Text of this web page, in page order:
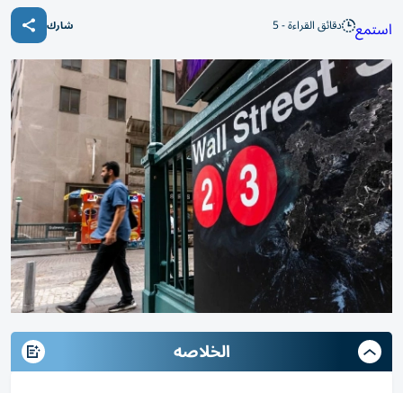
استمع دقائق القراءة - 5 شارك
الخلاصه